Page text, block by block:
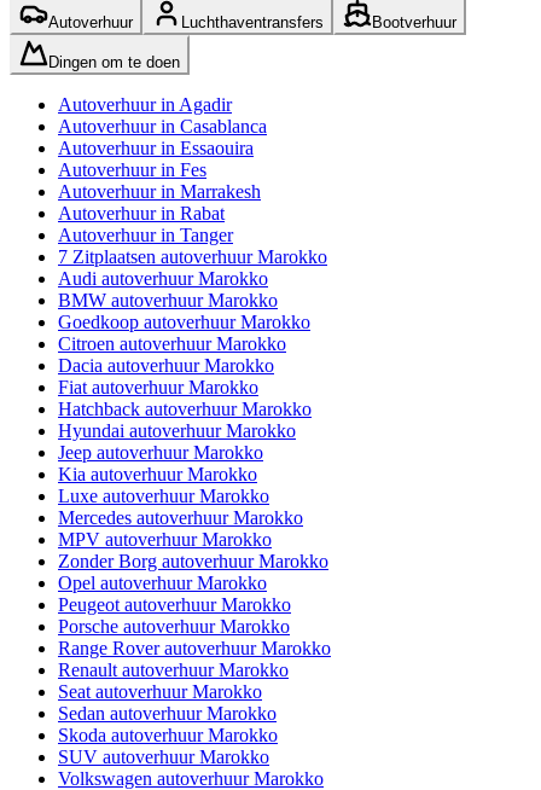
Autoverhuur Luchthaventransfers Bootverhuur
Dingen om te doen
Autoverhuur in Agadir
Autoverhuur in Casablanca
Autoverhuur in Essaouira
Autoverhuur in Fes
Autoverhuur in Marrakesh
Autoverhuur in Rabat
Autoverhuur in Tanger
7 Zitplaatsen autoverhuur Marokko
Audi autoverhuur Marokko
BMW autoverhuur Marokko
Goedkoop autoverhuur Marokko
Citroen autoverhuur Marokko
Dacia autoverhuur Marokko
Fiat autoverhuur Marokko
Hatchback autoverhuur Marokko
Hyundai autoverhuur Marokko
Jeep autoverhuur Marokko
Kia autoverhuur Marokko
Luxe autoverhuur Marokko
Mercedes autoverhuur Marokko
MPV autoverhuur Marokko
Zonder Borg autoverhuur Marokko
Opel autoverhuur Marokko
Peugeot autoverhuur Marokko
Porsche autoverhuur Marokko
Range Rover autoverhuur Marokko
Renault autoverhuur Marokko
Seat autoverhuur Marokko
Sedan autoverhuur Marokko
Skoda autoverhuur Marokko
SUV autoverhuur Marokko
Volkswagen autoverhuur Marokko